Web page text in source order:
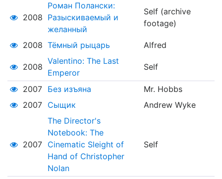
2008
Роман Полански:
Разыскиваемый и
желанный
Self (archive
footage)
2008 Тёмный рыцарь Alfred
2008
Valentino: The Last
Emperor
Self
2007 Без изъяна
Mr. Hobbs
2007
Сыщик Andrew Wyke
2007
The Director's
Notebook: The
Cinematic Sleight of
Hand of Christopher
Nolan
Self